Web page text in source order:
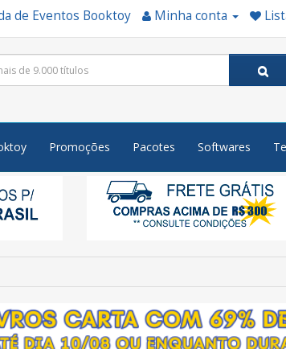
de Eventos Booktoy Minha conta
Promoções Pacotes Softwares